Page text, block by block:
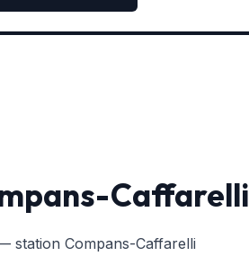
station Compans-Caffarelli